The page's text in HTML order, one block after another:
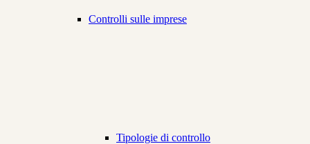
Controlli sulle imprese
Tipologie di controllo